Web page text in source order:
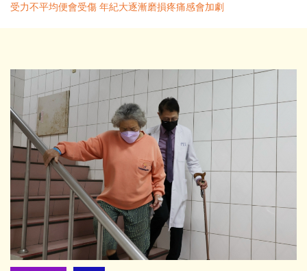
受力不平均便會受傷 年紀大逐漸磨損疼痛感會加劇